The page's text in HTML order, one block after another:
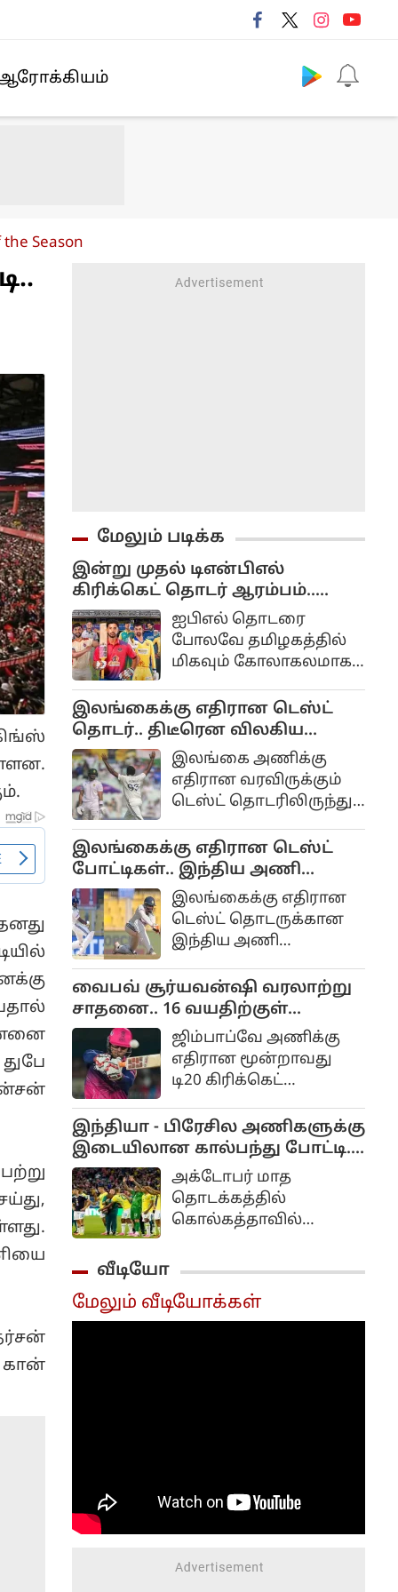
the Season
கான்
மேலும் படிக்க
இன்று முதல் டிஎன்பிஎல்
கிரிக்கெட் தொடர் ஆரம்பம்..
முதல் போட்டி யார் யாருக்கு?
ஐபிஎல் தொடரை
போலவே தமிழகத்தில்
மிகவும் கோலாகலமாக
டி20 கிரிக்கெட்
திருவிழாவின் பத்தாவது
சீசன் இன்று ஆகஸ்ட்
4ஆம் தேதி
கோலாகலமாக
தொடங்குகிறது.
இலங்கைக்கு எதிரான டெஸ்ட்
தொடர்.. திடீரென விலகிய
பும்ரா.. என்ன காரணம்?
இலங்கை அணிக்கு
எதிரான வரவிருக்கும்
டெஸ்ட் தொடரிலிருந்து
வேகப்பந்து வீச்சாளர்
பும்ரா காயம் காரணமாக
திடீரென விலகியுள்ளது
இந்திய அணிக்குப்
பெரும் பின்னடைவாக
அமைந்துள்ளது.
இலங்கைக்கு எதிரான டெஸ்ட்
போட்டிகள்.. இந்திய அணி
அறிவிப்பு.. மீண்டும் வருகிறார்
ஜடேஜா...
இலங்கைக்கு எதிரான
டெஸ்ட் தொடருக்கான
இந்திய அணி
இந்த அணியில்
காயத்தில் இருந்து
முழுமையாக மீண்டுள்ள
அனுபவமிக்க சுழற்பந்து
வீச்சு ஆல்-ரவுண்டர்
ரவீந்திர ஜடேஜா
மீண்டும் அணியில்
இடம்பிடித்துள்ளார்.
வைபவ் சூர்யவன்ஷி வரலாற்று
சாதனை.. 16 வயதிற்குள்
இதுவரை யாருமே செய்யாத
சாதனை...!
ஜிம்பாப்வே அணிக்கு
எதிரான மூன்றாவது
டி20 கிரிக்கெட்
விளையாடிய இந்திய
அணியின் இளம் வீரர்
வைபவ் சூர்யவன்ஷி
வரலாற்று சாதனை
படைத்துள்ளார்.
இந்தியா - பிரேசில அணிகளுக்கு
இடையிலான கால்பந்து போட்டி..
விழாக்கோலம் ஆகும்
கொல்கத்தா...
அக்டோபர் மாத
தொடக்கத்தில்
கொல்கத்தாவில்
பிரேசில் அணி பங்கேற்க
அதிக வாய்ப்புள்ளதாகத்
ஆஸ்திரேலியாவில்
ஆம் தேதிகளில் நட்பு
போட்டிகளை முடித்ததும்,
வீடியோ
மேலும் வீடியோக்கள்